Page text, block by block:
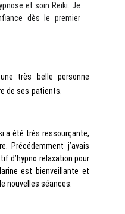
très belle personne
être de ses patients.
et soin Reiki. Je
dès le premier
Marine.
a été très ressourçante,
Précédemment j’avais
d’hypno relaxation pour
est bienveillante et
nouvelles séances.